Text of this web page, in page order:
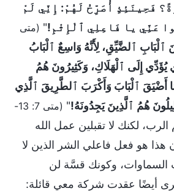
فَحِينَئِذٍ أُصَرِّحُ لَهُمْ: إِنِّي لَمْ
عَنِّي يا فَاعِلِي ٱلْإِثْمِ!" (متى
ٱلْبَابِ ٱلضَّيِّقِ، لِأَنَّهُ وَاسِعٌ ٱلْبَابُ
إِلَى ٱلْهَلَاكِ، وَكَثِيرُونَ هُمُ
أَضْيَقَ ٱلْبَابَ وَأَكْرَبَ ٱلطَّرِيقَ ٱلَّذِي
هُمُ ٱلَّذِينَ يَجِدُونَهُ!"
(متى 7: 13-
لكنك لا تقبلين عمل الله
هذا هو فعل فاعلي الشر الذين لا
السماوات، وكونك قسَّة لن
أيضًا عقدت شركة معي قائلة: